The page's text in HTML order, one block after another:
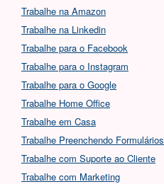
Trabalhe na Amazon
Trabalhe na Linkedin
Trabalhe para o Facebook
Trabalhe para o Instagram
Trabalhe para o Google
Trabalhe Home Office
Trabalhe em Casa
Trabalhe Preenchendo Formulários
Trabalhe com Suporte ao Cliente
Trabalhe com Marketing